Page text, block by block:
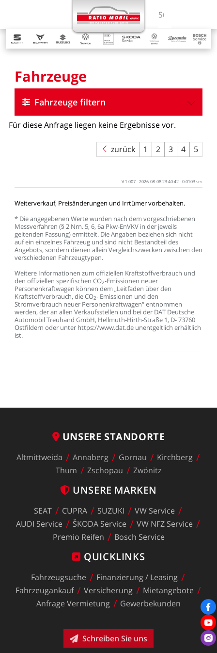
Suchbegriff
Fahrzeuge
Fahrzeuge filtern
Für dieseAnfrage liegen keine Ergebnissevor.
zurück 1 2 3 4 5
V 1.007-2026-08-0823:40:42-0.0103sec
Weiterverkauf, Preisänderungen und Irrtümervorbehalten.
* Dieangegebenen Wertewurden nach dem vorgeschriebenen
Messverfahren (§ 2 Nrn. 5, 6, 6a Pkw-EnVKV in der jeweils
geltenden Fassung)ermittelt. DieAngaben beziehen sich nicht
aufein einzelnes Fahrzeug und sind nicht Bestandteildes
Angebots, sondern dienen allein Vergleichszwecken zwischen den
verschiedenen Fahrzeugtypen.
Weitere Informationen zum offiziellen Kraftstoffverbrauch und
den offiziellen spezifischen CO2-Emissionen neuer
Personenkraftwagen können dem „Leitfaden überden
Kraftstoffverbrauch, dieCO2- Emissionen und den
Stromverbrauch neuer Personenkraftwagen“entnommen
werden, deran allen Verkaufsstellen und beider DAT Deutsche
AutomobilTreuhand GmbH, Hellmuth-Hirth-Straße 1, D-73760
Ostfildern oder unter https://www.dat.de unentgeltlich erhältlich
ist.
UNSERE STANDORTE
Altmittweida Annaberg Gornau
Kirchberg
Thum
Zschopau Zwönitz
UNSERE MARKEN
SEAT CUPRA SUZUKI VW Service
AUDI Service ŠKODA Service VW NFZ Service
Premio Reifen Bosch Service
QUICKLINKS
Fahrzeugsuche Finanzierung/ Leasing
Fahrzeugankauf
Versicherung
Mietangebote
Anfrage Vermietung Gewerbekunden
Schreiben Sie uns